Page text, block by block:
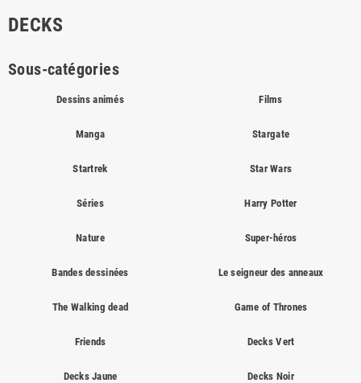
DECKS
Sous-catégories
Dessins animés Films
Manga Stargate
Startrek Star Wars
Séries Harry Potter
Nature Super-héros
Bandes dessinées Le seigneur des anneaux
The Walking dead Game of Thrones
Friends Decks Vert
Decks Jaune Decks Noir